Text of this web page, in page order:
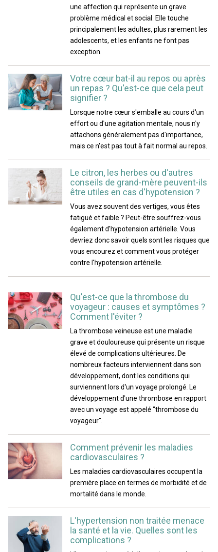
une affection qui représente un grave
problème médical et social. Elle touche
principalement les adultes, plus rarement les
adolescents, et les enfants ne font pas
exception.
Votre cœur bat-il au repos ou après
un repas ? Qu'est-ce que cela peut
signifier ?
Lorsque notre cœur s'emballe au cours d'un
effort ou d'une agitation mentale, nous n'y
attachons généralement pas d'importance,
mais ce n'est pas tout à fait normal au repos.
Le citron, les herbes ou d'autres
conseils de grand-mère peuvent-ils
être utiles en cas d'hypotension ?
Vous avez souvent des vertiges, vous êtes
fatigué et faible ? Peut-être souffrez-vous
également d'hypotension artérielle. Vous
devriez donc savoir quels sont les risques que
vous encourez et comment vous protéger
contre l'hypotension artérielle.
Qu'est-ce que la thrombose du
voyageur : causes et symptômes ?
Comment l'éviter ?
La thrombose veineuse est une maladie
grave et douloureuse qui présente un risque
élevé de complications ultérieures. De
nombreux facteurs interviennent dans son
développement, dont les conditions qui
surviennent lors d'un voyage prolongé. Le
développement d'une thrombose en rapport
avec un voyage est appelé "thrombose du
voyageur".
Comment prévenir les maladies
cardiovasculaires ?
Les maladies cardiovasculaires occupent la
première place en termes de morbidité et de
mortalité dans le monde.
L'hypertension non traitée menace
la santé et la vie. Quelles sont les
complications ?